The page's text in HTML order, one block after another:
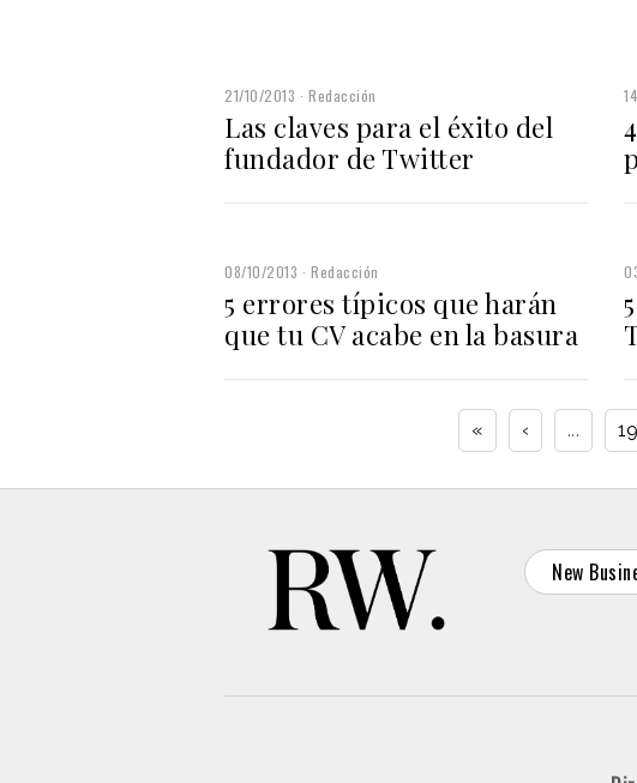
21/10/2013 Redacción
Las claves para el éxito del
fundador de Twitter
08/10/2013 Redacción
5 errores típicos que harán
que tu CV acabe en la basura
« ‹ ... 19
New